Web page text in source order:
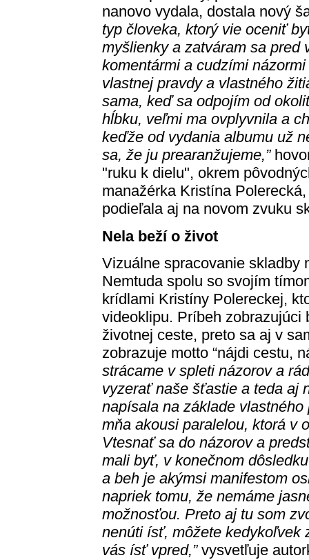
nanovo vydala, dostala nový
typ človeka, ktorý vie oceniť
myšlienky a zatváram sa pred
komentármi a cudzími
vlastnej pravdy a vlastného
sama, keď sa odpojím od
hĺbku, veľmi ma ovplyvnila a
keďže od vydania albumu už
sa, že ju prearanžujeme,”
"ruku k dielu", okrem
manažérka Kristína
podieľala aj na novom zvuku
Nela beží o život
Vizuálne spracovanie skladby
Nemtuda spolu so svojím
krídlami Kristíny Polereckej,
videoklipu. Príbeh zobrazujúci
životnej ceste, preto sa aj v
zobrazuje motto “nájdi cestu,
strácame v spleti názorov a
vyzerať naše šťastie a teda aj
napísala na základe
mňa akousi paralelou, ktorá v
Vtesnať sa do názorov a
mali byť, v konečnom
a beh je akýmsi manifestom
napriek tomu, že nemáme
možnosťou. Preto aj tu som
nenúti ísť, môžete kedykoľvek
vás ísť vpred,”vysvetľuje